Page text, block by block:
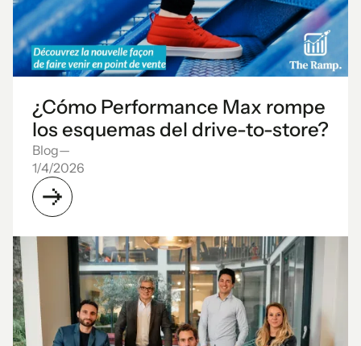
¿Cómo Performance Max rompe
los esquemas del drive-to-store?
Blog—
1/4/2026